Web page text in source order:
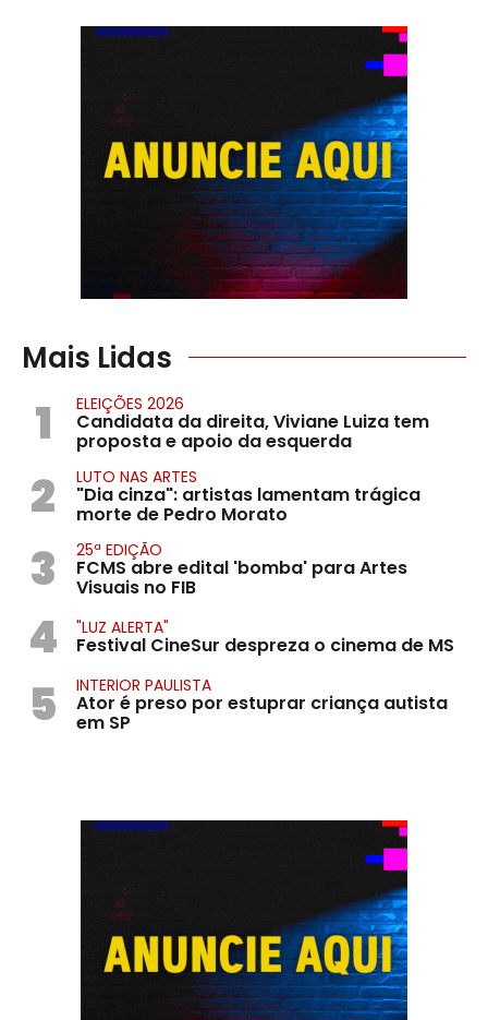
Mais Lidas
1 ELEIÇÕES 2026
Candidata da direita, Viviane Luiza tem
proposta e apoio da esquerda
2 LUTO NAS ARTES
"Dia cinza": artistas lamentam trágica
morte de Pedro Morato
3 25ª EDIÇÃO
FCMS abre edital 'bomba' para Artes
Visuais no FIB
4 "LUZ ALERTA"
Festival CineSur despreza o cinema de MS
5 INTERIOR PAULISTA
Ator é preso por estuprar criança autista
em SP